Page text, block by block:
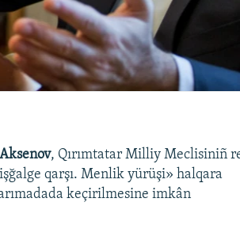
, Qırımtatar Milliy Meclisiniñ
qarşı. Menlik yürüşi» halqara
keçirilmesine imkân